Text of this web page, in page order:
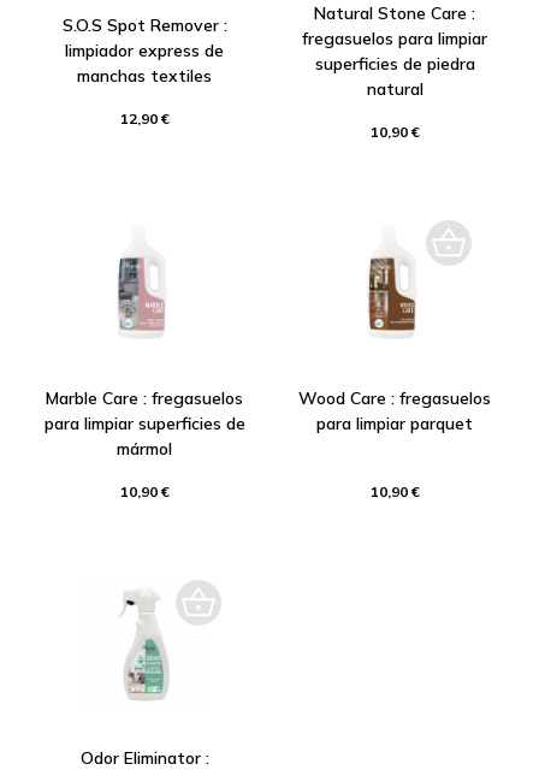
S.O.S Spot Remover :
limpiador express de
manchas textiles
12,90 €
Natural Stone Care :
fregasuelos para limpiar
superficies de piedra
natural
10,90 €
Marble Care : fregasuelos
para limpiar superficies de
mármol
10,90 €
Wood Care : fregasuelos
para limpiar parquet
10,90 €
Odor Eliminator :